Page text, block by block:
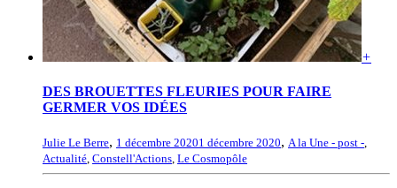
+
DES BROUETTES FLEURIES POUR FAIRE
GERMER VOS IDÉES
Julie Le Berre, 1 décembre 20201 décembre 2020, A la Une - post -,
Actualité, Constell'Actions, Le Cosmopôle